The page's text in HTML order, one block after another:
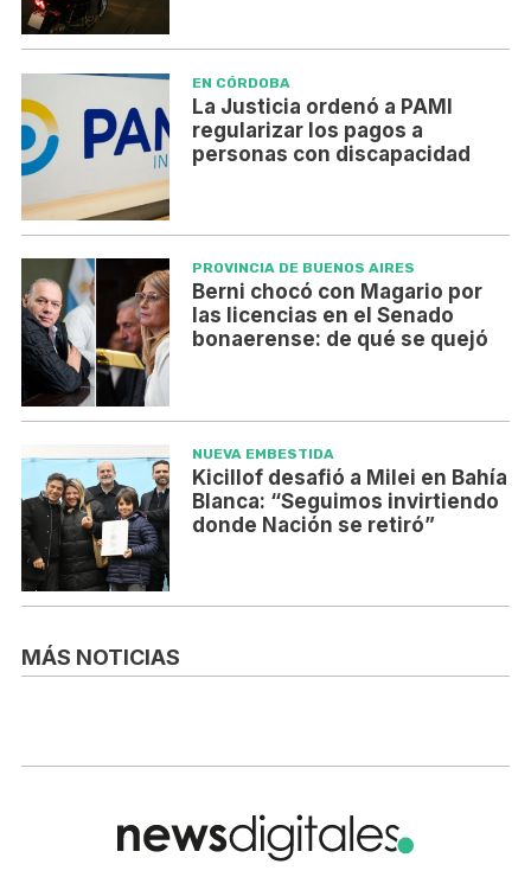
EN CÓRDOBA
La Justicia ordenó a PAMI
regularizar los pagos a
personas con discapacidad
PROVINCIA DE BUENOS AIRES
Berni chocó con Magario por
las licencias en el Senado
bonaerense: de qué se quejó
NUEVA EMBESTIDA
Kicillof desafió a Milei en Bahía
Blanca: “Seguimos invirtiendo
donde Nación se retiró”
MÁS NOTICIAS